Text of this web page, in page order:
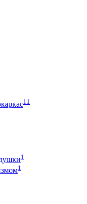
11
1
1